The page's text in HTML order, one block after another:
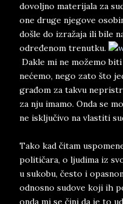
dovoljno materijala za
one druge njegove
došle do izražaja ili bile
određenom trenutku.
Dakle mi ne možemo
nećemo, nego zato što
građom za takvu
za nju imamo. Onda se
ne isključivo na vlastiti
Tako kad čitam
političara, o ljudima iz
u sukobu, često i
odnosno sudove koji ih
onda mi se čini da je to